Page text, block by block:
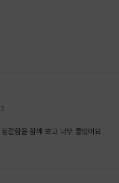
갈함을 함께 보고 너무 좋았어요